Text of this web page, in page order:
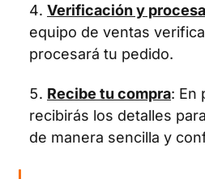
Verificación y
equipo de ventas
procesará tu pedido.
Recibe tu compra: En
recibirás los detalles
de manera sencilla y